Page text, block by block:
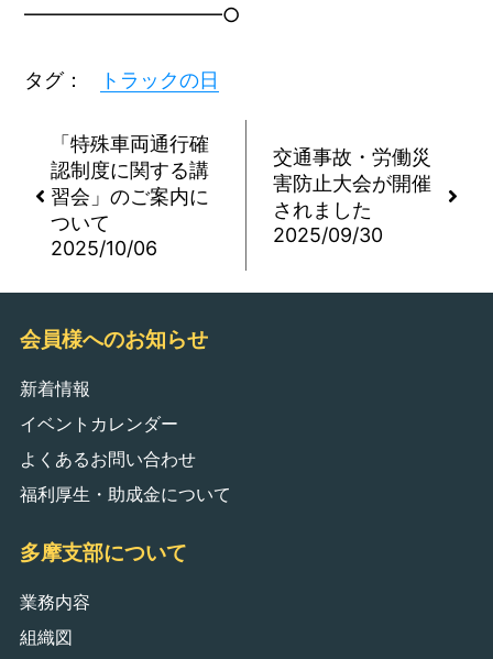
━━━━━━━━━━○
タグ： トラックの日
「特殊車両通行確
認制度に関する講
習会」のご案内に
ついて
2025/10/06
交通事故・労働災
害防止大会が開催
されました
2025/09/30
会員様へのお知らせ
新着情報
イベントカレンダー
よくあるお問い合わせ
福利厚生・助成金について
多摩支部について
業務内容
組織図